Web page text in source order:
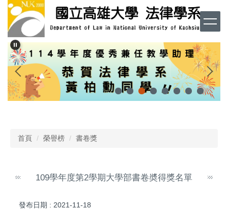
跳
主
要
內
容
首頁 榮譽榜 書卷獎
109學年度第2學期大學部書卷奬得獎名單
發布日期 : 2021-11-18